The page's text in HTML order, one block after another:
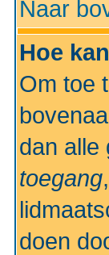
Naar
Hoe
Om toe
dan alle
toegang
doen